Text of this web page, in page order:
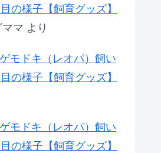
の様子【飼育グッズ】
マ より
モドキ（レオパ）飼い
の様子【飼育グッズ】
モドキ（レオパ）飼い
の様子【飼育グッズ】